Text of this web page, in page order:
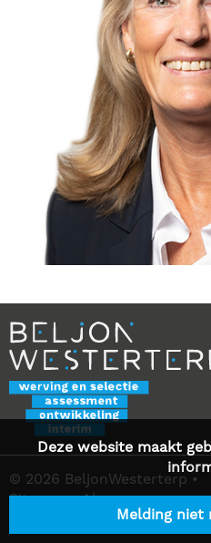
Deze website maakt
Melding niet
© 2026 BeljonWesterterp •
Sitemap• Algemene
Privacy Statement•